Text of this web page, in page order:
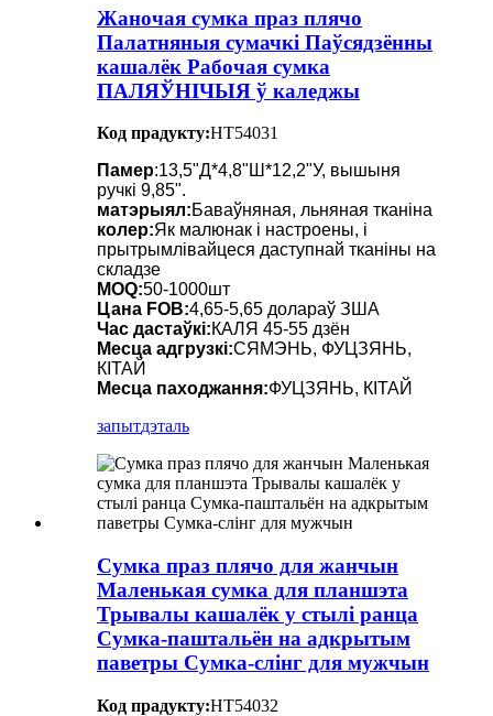
Жаночая сумка праз плячо
Палатняныя сумачкі Паўсядзённы
кашалёк Рабочая сумка
ПАЛЯЎНІЧЫЯ ў каледжы
Код прадукту:HT54031
Памер:13,5"Д*4,8"Ш*12,2"У, вышыня
ручкі 9,85".
матэрыял:Баваўняная, льняная тканіна
колер:Як малюнак і настроены, і
прытрымлівайцеся даступнай тканіны на
складзе
MOQ:50-1000шт
Цана FOB:4,65-5,65 долараў ЗША
Час дастаўкі:КАЛЯ 45-55 дзён
Месца адгрузкі:СЯМЭНЬ, ФУЦЗЯНЬ,
КІТАЙ
Месца паходжання:ФУЦЗЯНЬ, КІТАЙ
запытдэталь
Сумка праз плячо для жанчын
Маленькая сумка для планшэта
Трывалы кашалёк у стылі ранца
Сумка-паштальён на адкрытым
паветры Сумка-слінг для мужчын
Код прадукту:HT54032